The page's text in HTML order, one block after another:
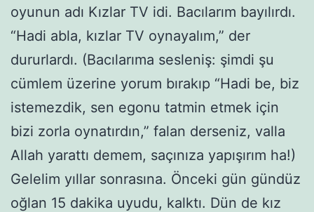
oyunun adı Kızlar TV idi. Bacılarım bayılırdı.
“Hadi abla, kızlar TV oynayalım,” der
dururlardı. (Bacılarıma sesleniş: şimdi şu
cümlem üzerine yorum bırakıp “Hadi be, biz
istemezdik, sen egonu tatmin etmek için
bizi zorla oynatırdın,” falan derseniz, valla
Allah yarattı demem, saçınıza yapışırım ha!)
Gelelim yıllar sonrasına. Önceki gün gündüz
oğlan 15 dakika uyudu, kalktı. Dün de kız